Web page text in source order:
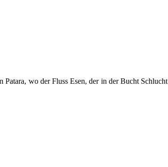
Patara, wo der Fluss Esen, der in der Bucht